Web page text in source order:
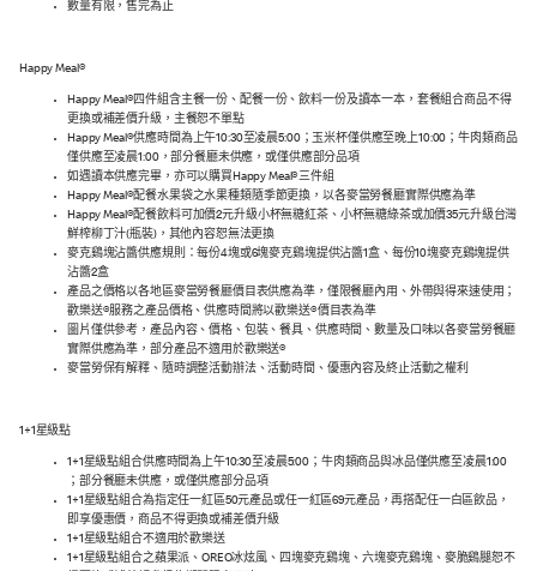
數量有限，售完為止
Happy Meal®
Happy Meal®四件組含主餐一份、配餐一份、飲料一份及讀本一本，套餐組合商品不得
更換或補差價升級，主餐恕不單點
Happy Meal®供應時間為上午10:30至凌晨5:00；玉米杯僅供應至晚上10:00；牛肉類商品
僅供應至凌晨1:00，部分餐廳未供應，或僅供應部分品項
如遇讀本供應完畢，亦可以購買Happy Meal®三件組
Happy Meal®配餐水果袋之水果種類隨季節更換，以各麥當勞餐廳實際供應為準
Happy Meal®配餐飲料可加價2元升級小杯無糖紅茶、小杯無糖綠茶或加價35元升級台灣
鮮榨柳丁汁(瓶裝)，其他內容恕無法更換
麥克鷄塊沾醬供應規則：每份4塊或6塊麥克鷄塊提供沾醬1盒、每份10塊麥克鷄塊提供
沾醬2盒
產品之價格以各地區麥當勞餐廳價目表供應為準，僅限餐廳內用、外帶與得來速使用；
歡樂送®服務之產品價格、供應時間將以歡樂送®價目表為準
圖片僅供參考，產品內容、價格、包裝、餐具、供應時間、數量及口味以各麥當勞餐廳
實際供應為準，部分產品不適用於歡樂送®
麥當勞保有解釋、隨時調整活動辦法、活動時間、優惠內容及終止活動之權利
1+1星級點
1+1星級點組合供應時間為上午10:30至凌晨5:00；牛肉類商品與冰品僅供應至凌晨1:00
；部分餐廳未供應，或僅供應部分品項
1+1星級點組合為指定任一紅區50元產品或任一紅區69元產品，再搭配任一白區飲品，
即享優惠價，商品不得更換或補差價升級
1+1星級點組合不適用於歡樂送
1+1星級點組合之蘋果派、OREO冰炫風、四塊麥克鷄塊、六塊麥克鷄塊、麥脆鷄腿恕不